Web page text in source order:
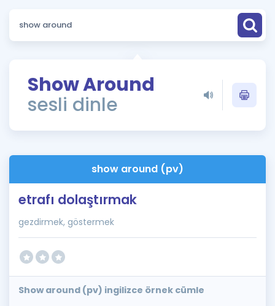
ÖSYM Sınav Takvimi
Kampanyalar
İngilizce Gramer
Show Around
sesli dinle
show around (pv)
etrafı dolaştırmak
gezdirmek, göstermek
Show around (pv) ingilizce örnek cümle